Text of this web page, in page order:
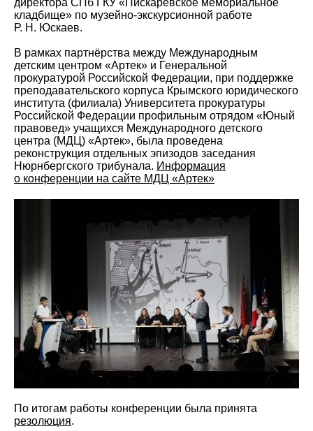
кладбище» по музейно-экскурсионной работе
Р. Н. Юскаев.
В рамках партнёрства между Международным
детским центром «Артек» и Генеральной
прокуратурой Российской Федерации, при поддержке
преподавательского корпуса Крымского юридического
института (филиала) Университета прокуратуры
Российской Федерации профильным отрядом «Юный
правовед» учащихся Международного детского
центра (МДЦ) «Артек», была проведена
реконструкция отдельных эпизодов заседания
Нюрнбергского трибунала. Информация
о конференции на сайте МДЦ «Артек»
По итогам работы конференции была принята
резолюция.